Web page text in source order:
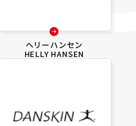
ヘリーハンセン
HELLY HANSEN